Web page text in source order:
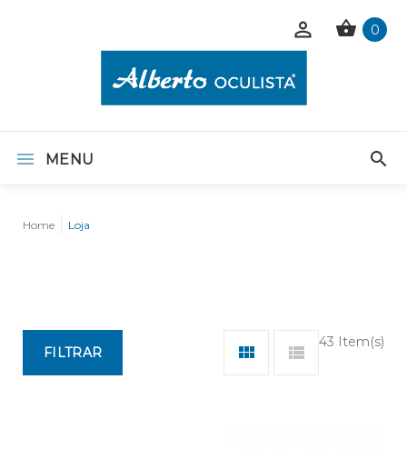
0
MENU
Home Loja
43 Item(s)
FILTRAR